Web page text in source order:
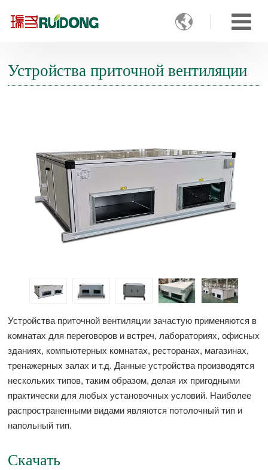

Устройства приточной вентиляции
Устройства приточной вентиляции зачастую применяются в
комнатах для переговоров и встреч, лабораториях, офисных
зданиях, компьютерных комнатах, ресторанах, магазинах,
тренажерных залах и т.д. Данные устройства производятся
нескольких типов, таким образом, делая их пригодными
практически для любых установочных условий. Наиболее
распространенными видами являются потолочный тип и
напольный тип.
Скачать